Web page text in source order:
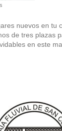
nuevos en tu
de tres plazas
en este